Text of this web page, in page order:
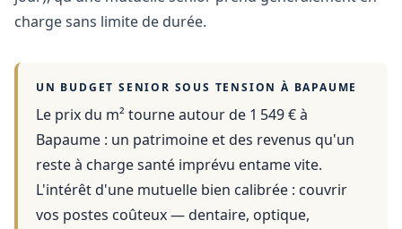
charge sans limite de durée.
UN BUDGET SENIOR SOUS TENSION À BAPAUME
Le prix du m² tourne autour de 1 549 €à
Bapaume : un patrimoine et des revenus qu'un
reste à charge santé imprévu entame vite.
L'intérêt d'une mutuelle bien calibrée : couvrir
vos postes coûteux — dentaire, optique,